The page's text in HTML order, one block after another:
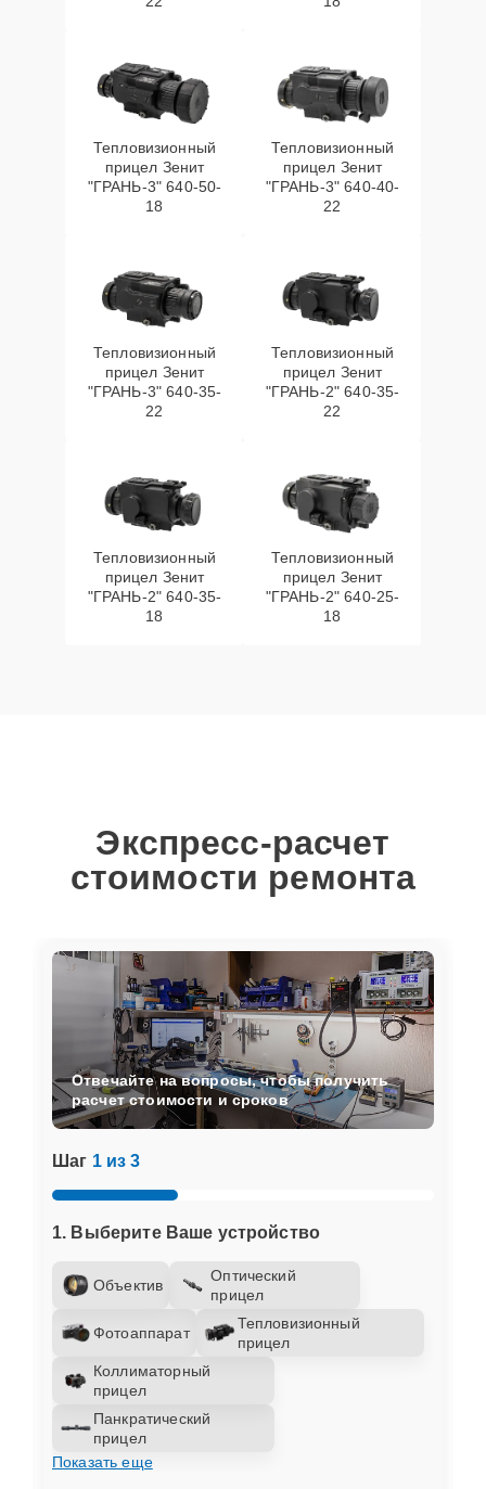
Тепловизионный
прицел Зенит
"ГРАНЬ-3" 640-50-
18
Тепловизионный
прицел Зенит
"ГРАНЬ-3" 640-40-
22
Тепловизионный
прицел Зенит
"ГРАНЬ-3" 640-35-
22
Тепловизионный
прицел Зенит
"ГРАНЬ-2" 640-35-
22
Тепловизионный
прицел Зенит
"ГРАНЬ-2" 640-35-
18
Тепловизионный
прицел Зенит
"ГРАНЬ-2" 640-25-
18
Экспресс-расчет
стоимости ремонта
Шаг 1 из 3
1. Выберите Ваше устройство
Объектив
Оптический
прицел
Фотоаппарат
Тепловизионный
прицел
Коллиматорный
прицел
Панкратический
прицел
Показать еще
Отвечайте на вопросы, чтобы получить
расчет стоимости и сроков